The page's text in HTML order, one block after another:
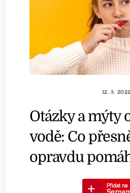
12. 3. 2022
Otázky a mýty
vodě: Co
opravdu